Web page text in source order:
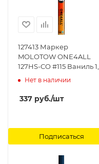
127413 Маркер
MOLOTOW ONE4ALL
127HS-CO #115 Ваниль 1,5
мм MOLOTOW
Нет в наличии
337 руб./шт
Подписаться